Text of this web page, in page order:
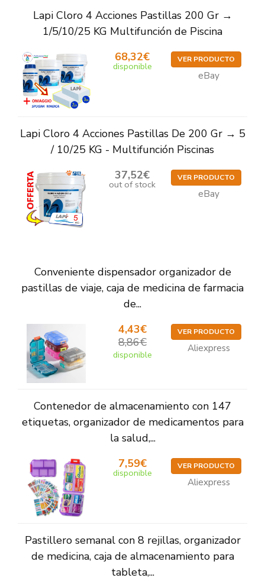
Lapi Cloro 4 Acciones Pastillas 200 Gr →
1/5/10/25 KG Multifunción de Piscina
68,32€
disponible
VER PRODUCTO
eBay
Lapi Cloro 4 Acciones Pastillas De 200 Gr → 5
/ 10/25 KG - Multifunción Piscinas
37,52€
out of stock
VER PRODUCTO
eBay
Conveniente dispensador organizador de
pastillas de viaje, caja de medicina de farmacia
de...
4,43€
8,86€
disponible
VER PRODUCTO
Aliexpress
Contenedor de almacenamiento con 147
etiquetas, organizador de medicamentos para
la salud,...
7,59€
disponible
VER PRODUCTO
Aliexpress
Pastillero semanal con 8 rejillas, organizador
de medicina, caja de almacenamiento para
tableta,...